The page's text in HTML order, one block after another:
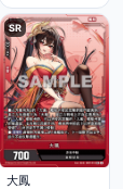
SR
大鳳